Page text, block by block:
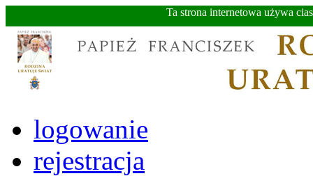
Ta strona internetowa używa
logowanie
rejestracja